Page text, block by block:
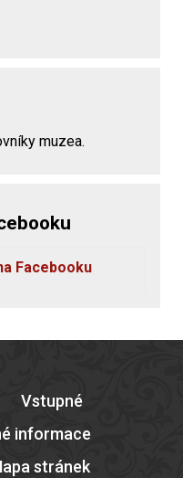
muzea.
Facebooku
Vstupné
informace
stránek